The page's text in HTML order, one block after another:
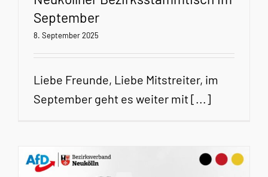
September
8. September 2025
Liebe Freunde, Liebe Mitstreiter, im
September geht es weiter mit [...]